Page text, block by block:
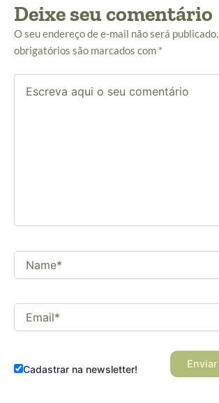
Deixe seu comentário
O seu endereço de e-mail não será publicado.
obrigatórios são marcados com *
Escreva
aqui
Name*
Cadastrar na newsletter!